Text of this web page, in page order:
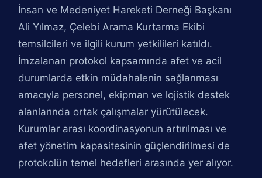
İnsan ve Medeniyet Hareketi Derneği Başkanı
Ali Yılmaz, Çelebi Arama Kurtarma Ekibi
temsilcileri ve ilgili kurum yetkilileri katıldı.
İmzalanan protokol kapsamında afet ve acil
durumlarda etkin müdahalenin sağlanması
amacıyla personel, ekipman ve lojistik destek
alanlarında ortak çalışmalar yürütülecek.
Kurumlar arası koordinasyonun artırılması ve
afet yönetim kapasitesinin güçlendirilmesi de
protokolün temel hedefleri arasında yer alıyor.